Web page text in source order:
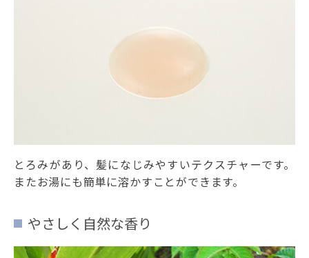
とろみがあり、髪になじみやすいテクスチャーです。
またお湯にも簡単に溶かすことができます。
やさしく自然な香り